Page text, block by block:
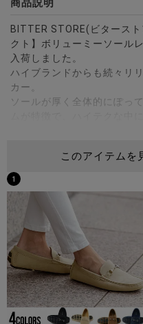
商品説明
BITTER STORE(ビタース
クト】ボリューミーソール
入荷しました。
ハイブランドからも続々リ
カー。
ソールが厚く全体的にぽっ
幅広いスタイルに使えるの
らぜひおさえてほしい1足で
※モデル画像は照明などの
がございます。
サイズ(cm)
※参考サイズ44の外寸を計
44(27.0-27.5cm)：高さ11
このアイテムを
1